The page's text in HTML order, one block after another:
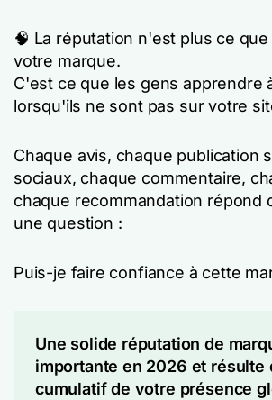
🧠 La réputation n'est plus ce
votre marque.
C'est ce que les gensapprendre
lorsqu'ils ne sont pas sur votre
Chaque avis, chaque publication
sociaux, chaque commentaire,
chaque recommandation répond
une question :
Puis-je faire confiance à cette
Une solide réputation de
importante en 2026 et résulte
cumulatif de votre présence